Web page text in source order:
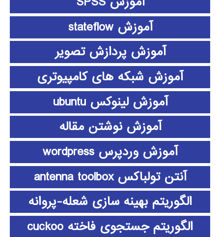
آموزش stateflow
آموزش پردازش تصویر
آموزش شبکه های کامپیوتری
آموزش لینوکس ubuntu
آموزش نوشتن مقاله
آموزش وردپرس wordpress
آنتن تولباکس antenna toolbox
الگوریتم بهینه سازی شعله-پروانه
الگوریتم جستجوی فاخته cuckoo